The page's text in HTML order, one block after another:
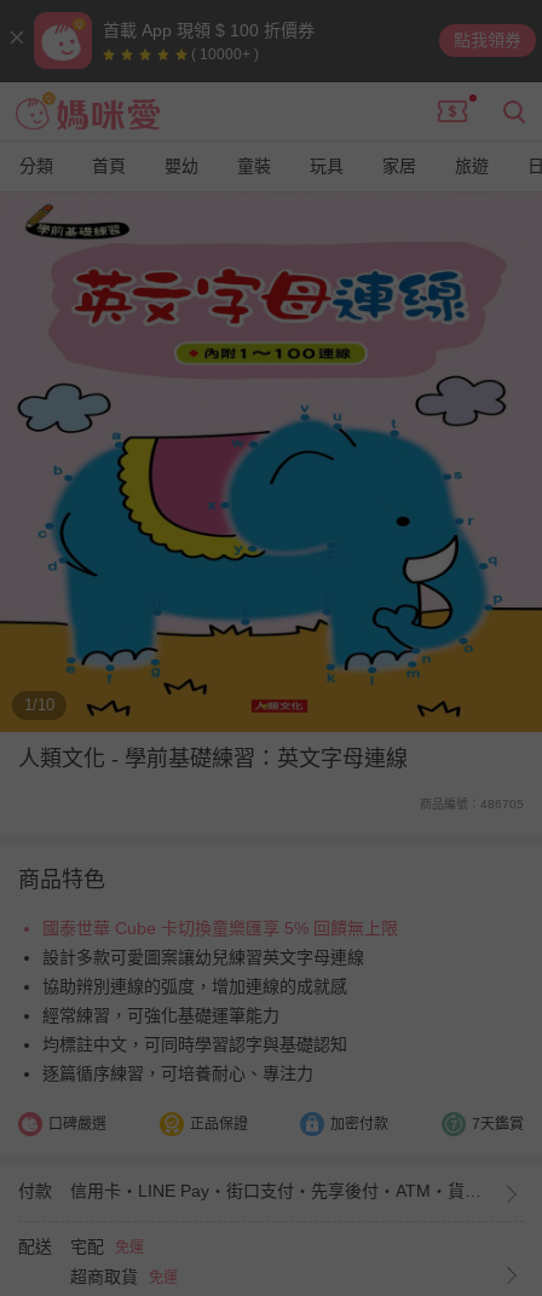
首載 App 現領 $ 100 折價券
( 10000+ )
點我領券
分類 首頁 嬰幼 童裝 玩具 家居 旅遊
1/10
人類文化 - 學前基礎練習：英文字母連線
商品編號：486705
商品特色
國泰世華 Cube 卡切換童樂匯享 5% 回饋無上限
設計多款可愛圖案讓幼兒練習英文字母連線
協助辨別連線的弧度，增加連線的成就感
經常練習，可強化基礎運筆能力
均標註中文，可同時學習認字與基礎認知
逐篇循序練習，可培養耐心、專注力
口碑嚴選 正品保證 加密付款 7天鑑賞
付款
配送 宅配 免運
超商取貨
免運